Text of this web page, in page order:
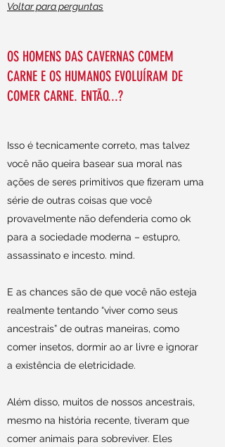
Voltar para perguntas
OS HOMENS DAS CAVERNAS COMEM
CARNE E OS HUMANOS EVOLUÍRAM DE
COMER CARNE. ENTÃO...?
Isso é tecnicamente correto, mas talvez
você não queira basear sua moral nas
ações de seres primitivos que fizeram uma
série de outras coisas que você
provavelmente não defenderia como ok
para a sociedade moderna – estupro,
assassinato e incesto. mind.
E as chances são de que você não esteja
realmente tentando “viver como seus
ancestrais” de outras maneiras, como
comer insetos, dormir ao ar livre e ignorar
a existência de eletricidade.
Além disso, muitos de nossos ancestrais,
mesmo na história recente, tiveram que
comer animais para sobreviver. Eles